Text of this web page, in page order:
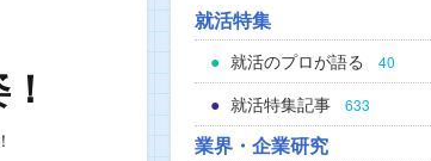
就活特集
就活のプロが語る 40
就活特集記事 633
業界・企業研究